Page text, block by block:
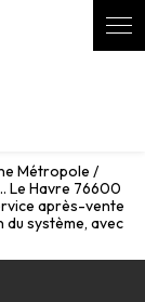
Métropole /
Le Havre 76600
après-vente
système, avec